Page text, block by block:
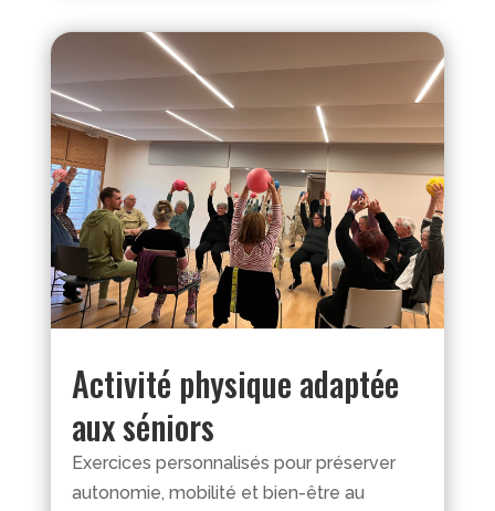
Activité physique adaptée
aux séniors
Exercices personnalisés pour préserver
autonomie, mobilité et bien-être au